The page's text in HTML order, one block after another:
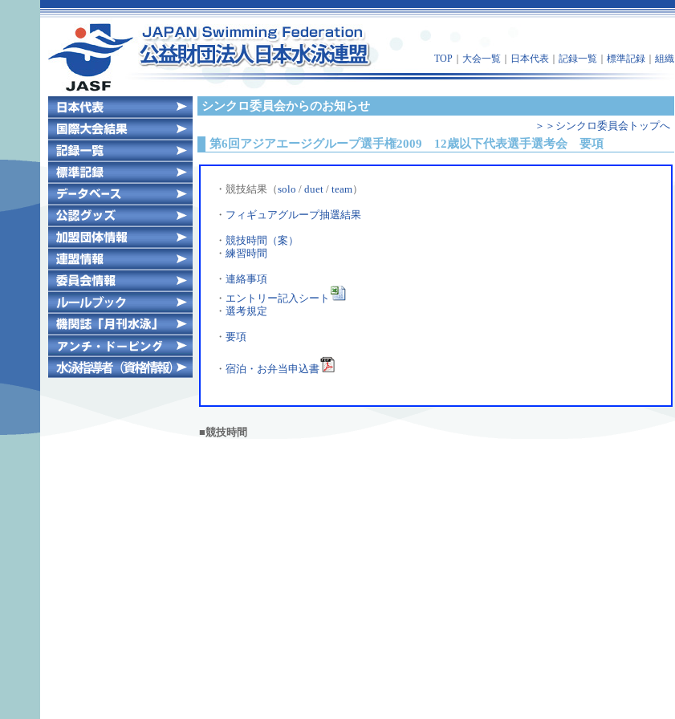
TOP 大会一覧 日本代表 記録一覧 標準記録 組織
シンクロ委員会からのお知らせ
＞＞シンクロ委員会トップへ
第6回アジアエージグループ選手権2009 12歳以下代表選手選考会 要項
・競技結果（solo / duet / team）
・ フィギュアグループ抽選結果
・ 競技時間（案）
・ 練習時間
・ 連絡事項
・ エントリー記入シート
・ 選考規定
・ 要項
・ 宿泊・お弁当申込書
■競技時間